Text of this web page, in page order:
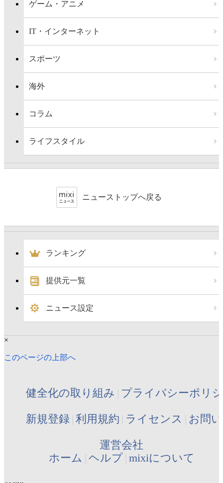
ゲーム・アニメ
IT・インターネット
スポーツ
海外
コラム
ライフスタイル
ニューストップへ戻る
ランキング
提供元一覧
ニュース設定
×
このページの上部へ
健全化の取り組み プライバシーポリ
新規登録 利用規約 ライセンス お問
運営会社
ホーム ヘルプ mixiについて